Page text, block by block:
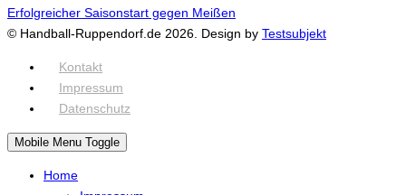
Erfolgreicher Saisonstart gegen Meißen
© Handball-Ruppendorf.de 2026. Design by Testsubjekt
Kontakt
Impressum
Datenschutz
Mobile Menu Toggle
Home